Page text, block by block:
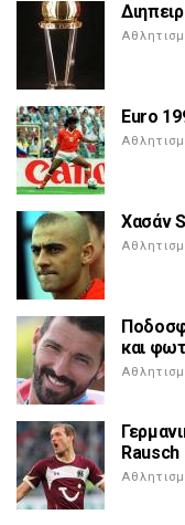
Euro
Χασάν
και
Rausch